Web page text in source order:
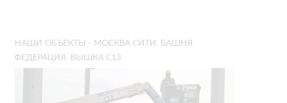
НАШИ ОБЪЕКТЫ - МОСКВА СИТИ. БАШНЯ
ФЕДЕРАЦИЯ. ВЫШКА С13